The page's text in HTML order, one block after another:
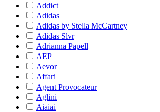
Addict
Adidas
Adidas by Stella McCartney
Adidas Slvr
Adrianna Papell
AEP
Aevor
Affari
Agent Provocateur
Aglini
Aiaiai